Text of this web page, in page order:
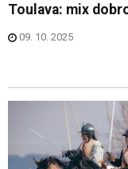
Toulava: mix
09. 10. 2025